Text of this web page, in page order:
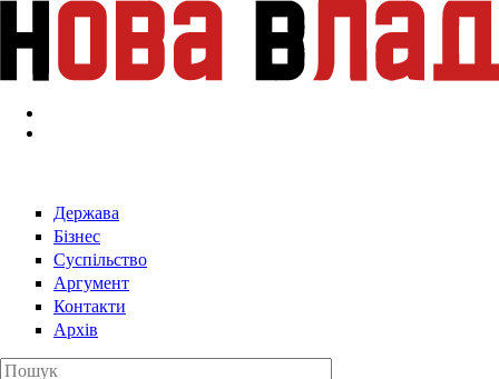
Перейти к основному содержанию
Держава
Бізнес
Суспільство
Аргумент
Контакти
Архів